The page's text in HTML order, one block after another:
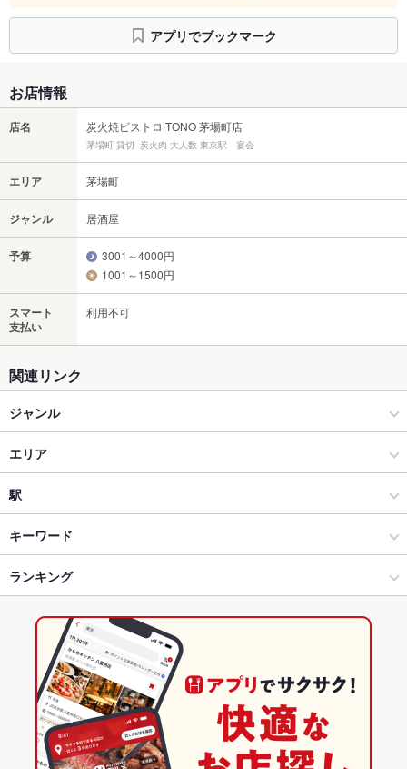
アプリでブックマーク
お店情報
店名 炭火焼ビストロ TONO 茅場町店
茅場町 貸切 炭火肉 大人数 東京駅 宴会
エリア 茅場町
ジャンル 居酒屋
予算
3001～4000円
1001～1500円
スマート
支払い
利用不可
関連リンク
ジャンル
居酒屋
創作
東京・大手町・日本橋・人形町 × 居酒屋
東京・大手町・日本橋・人形町 × 創作
茅場町駅 × 居酒屋
茅場町駅 × 創作
ダイニングバー・バル
洋・和洋・各国料理・その他
エリア
茅場町
茅場町 × 居酒屋
茅場町 × 創作
茅場町 × ダイニングバー・バル
茅場町 × 洋・和洋・各国料理・その他
東京 × 居酒屋
駅
茅場町駅
水天宮前駅
八丁堀駅
キーワード
からあげ
ランキング
東京のグルメランキング
東京の居酒屋ランキング
東京・大手町・日本橋・人形町のグルメランキング
東京・大手町・日本橋・人形町の居酒屋ランキング